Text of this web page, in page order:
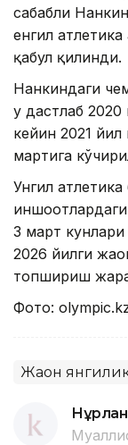
сабабли
енгил
қабул қилинди.
Нанкиндаги
у дастлаб
кейин 2021
мартига
Унгил
3 март
2026 йилги
топшириш
Фото:
Жаҳон
Нұрлан